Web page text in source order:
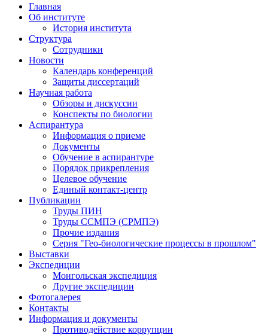
Главная
Об институте
История института
Структура
Сотрудники
Новости
Календарь конференций
Защиты диссертаций
Научная работа
Обзоры и дискуссии
Конспекты по биологии
Аспирантура
Информация о приеме
Документы
Обучение в аспирантуре
Порядок прикрепления
Целевое обучение
Единый контакт-центр
Публикации
Труды ПИН
Труды ССМПЭ (СРМПЭ)
Прочие издания
Серия "Гео-биологические процессы в прошлом"
Выставки
Экспедиции
Монгольская экспедиция
Другие экспедиции
Фотогалерея
Контакты
Информация и документы
Противодействие коррупции